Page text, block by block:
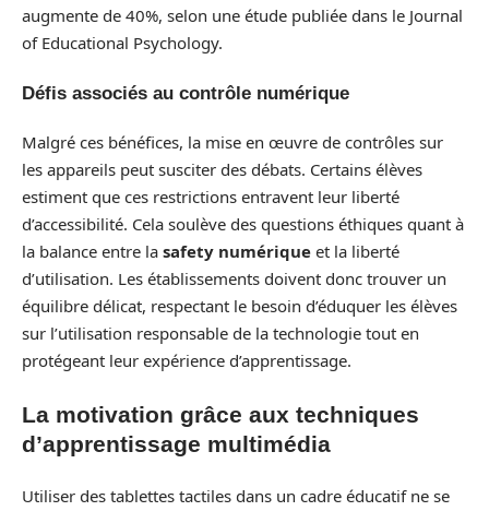
augmente de 40%, selon une étude publiée dans le Journal
of Educational Psychology.
Défis associés au contrôle numérique
Malgré ces bénéfices, la mise en œuvre de contrôles sur
les appareils peut susciter des débats. Certains élèves
estiment que ces restrictions entravent leur liberté
d’accessibilité. Cela soulève des questions éthiques quant à
la balance entre la safety numérique et la liberté
d’utilisation. Les établissements doivent donc trouver un
équilibre délicat, respectant le besoin d’éduquer les élèves
sur l’utilisation responsable de la technologie tout en
protégeant leur expérience d’apprentissage.
La motivation grâce aux techniques
d’apprentissage multimédia
Utiliser des tablettes tactiles dans un cadre éducatif ne se